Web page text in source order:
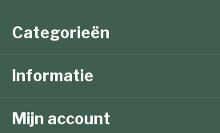
Categorieën
Informatie
Mijn account